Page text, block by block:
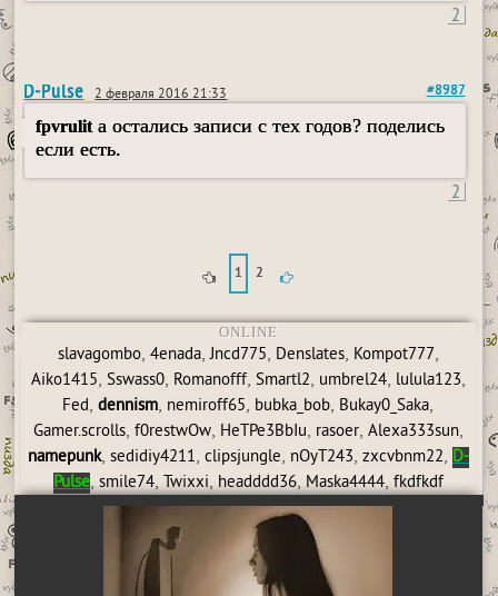
2
D-Pulse 2 февраля 2016 21:33 #8987
fpvrulitа остались записи с тех годов? поделись
если есть.
2
1 2
ONLINE
slavagombo, 4enada,Jncd775, Denslates, Kompot777,
Aiko1415, Sswass0, Romanofff, Smartl2, umbrel24, lulula123,
Fed,dennism, nemiroff65, bubka_bob, Bukay0_Saka,
Gamer.scrolls, f0restwOw, HeTPe3BbIu, rasoer, Alexa333sun,
namepunk, sedidiy4211, clipsjungle, nOyT243, zxcvbnm22, D-
Pulse, smile74, Twixxi, headddd36, Maska4444, fkdfkdf